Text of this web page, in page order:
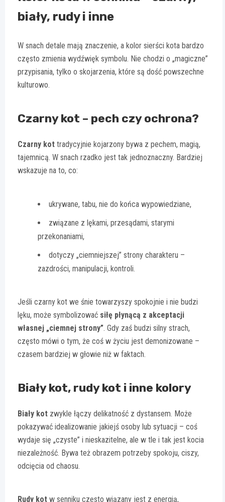
biały, rudy i inne
W snach detale mają znaczenie, a kolor sierści kota bardzo
często zmienia wydźwięk symbolu. Nie chodzi o „magiczne”
przypisania, tylko o skojarzenia, które są dość powszechne
kulturowo.
Czarny kot – pech czy ochrona?
Czarny kot tradycyjnie kojarzony bywa z pechem, magią,
tajemnicą. W snach rzadko jest tak jednoznaczny. Bardziej
wskazuje na to, co:
ukrywane, tabu, nie do końca wypowiedziane,
związane z lękami, przesądami, starymi
przekonaniami,
dotyczy „ciemniejszej” strony charakteru –
zazdrości, manipulacji, kontroli.
Jeśli czarny kot we śnie towarzyszy spokojnie i nie budzi
lęku, może symbolizować siłę płynącą z akceptacji
własnej „ciemnej strony”. Gdy zaś budzi silny strach,
często mówi o tym, że coś w życiu jest demonizowane –
czasem bardziej w głowie niż w faktach.
Biały kot, rudy kot i inne kolory
Biały kot zwykle łączy delikatność z dystansem. Może
pokazywać idealizowanie jakiejś osoby lub sytuacji – coś
wydaje się „czyste” i nieskazitelne, ale w tle i tak jest kocia
niezależność. Bywa też obrazem potrzeby spokoju, ciszy,
odcięcia od chaosu.
Rudy kot w senniku często wiązany jest z energią,